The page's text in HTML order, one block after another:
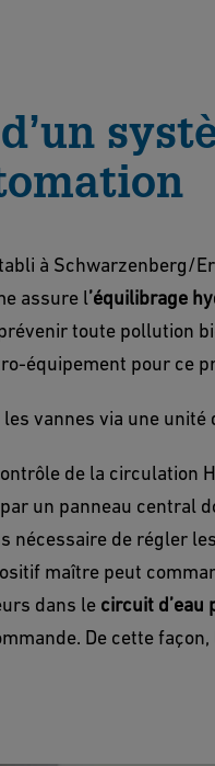
à Schwarzenberg/
assure l’équilibrage
toute pollution
équipement pour ce
vannes via une
de la circulation
un panneau central
nécessaire de régler les
maître peut
dans le circuit d’eau
De cette